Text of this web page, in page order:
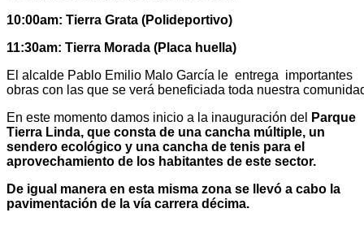
10:00am: Tierra Grata (Polideportivo)
11:30am: Tierra Morada (Placa huella)
El alcalde Pablo Emilio Malo García le entrega importantes
obras con las que se verá beneficiada toda nuestra
En este momento damos inicio a la inauguración del
Parque
Tierra Linda, que consta de una cancha múltiple, un
sendero ecológico y una cancha de tenis para el
aprovechamiento de los habitantes de este sector.
De igual manera en esta misma zona se llevó a cabo la
pavimentación de la vía carrera décima.